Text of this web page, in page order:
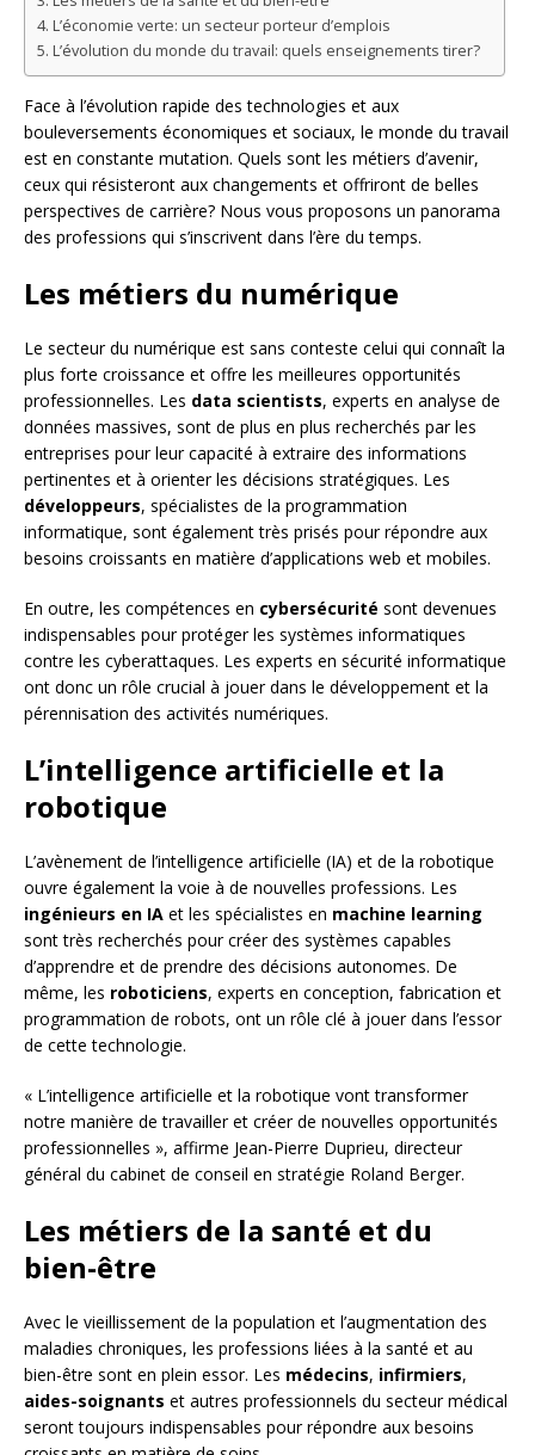
L’économie verte: un secteur porteur d’emplois
L’évolution du monde du travail: quels enseignements tirer?
Face à l’évolution rapide des technologies et aux
bouleversements économiques et sociaux, le monde du travail
est en constante mutation. Quels sont les métiers d’avenir,
ceux qui résisteront aux changements et offriront de belles
perspectives de carrière? Nous vous proposons un panorama
des professions qui s’inscrivent dans l’ère du temps.
Les métiers du numérique
Le secteur du numérique est sans conteste celui qui connaît la
plus forte croissance et offre les meilleures opportunités
professionnelles. Les data scientists, experts en analyse de
données massives, sont de plus en plus recherchés par les
entreprises pour leur capacité à extraire des informations
pertinentes et à orienter les décisions stratégiques. Les
développeurs, spécialistes de la programmation
informatique, sont également très prisés pour répondre aux
besoins croissants en matière d’applications web et mobiles.
En outre, les compétences en cybersécurité sont devenues
indispensables pour protéger les systèmes informatiques
contre les cyberattaques. Les experts en sécurité informatique
ont donc un rôle crucial à jouer dans le développement et la
pérennisation des activités numériques.
L’intelligence artificielle et la
robotique
L’avènement de l’intelligence artificielle (IA) et de la robotique
ouvre également la voie à de nouvelles professions. Les
ingénieurs en IA et les spécialistes en machine learning
sont très recherchés pour créer des systèmes capables
d’apprendre et de prendre des décisions autonomes. De
même, les roboticiens, experts en conception, fabrication et
programmation de robots, ont un rôle clé à jouer dans l’essor
de cette technologie.
« L’intelligence artificielle et la robotique vont transformer
notre manière de travailler et créer de nouvelles opportunités
professionnelles », affirme Jean-Pierre Duprieu, directeur
général du cabinet de conseil en stratégie Roland Berger.
Les métiers de la santé et du
bien-être
Avec le vieillissement de la population et l’augmentation des
maladies chroniques, les professions liées à la santé et au
bien-être sont en plein essor. Les médecins, infirmiers,
aides-soignants et autres professionnels du secteur médical
seront toujours indispensables pour répondre aux besoins